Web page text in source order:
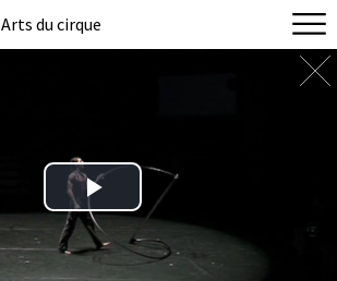
Arts du cirque
Play
Video